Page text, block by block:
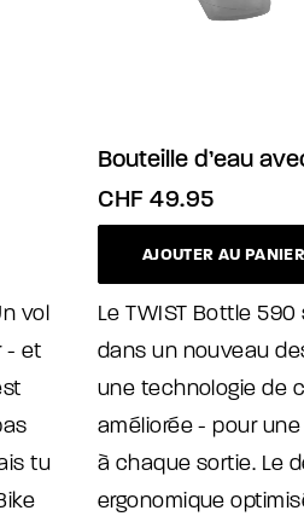
vol
- et
tu
Bouteille d’eau
CHF 49.95
AJOUTER AU PANIER
Le TWIST Bottle
dans un nouveau
une technologie de
améliorée - pour
à chaque sortie. Le
ergonomique